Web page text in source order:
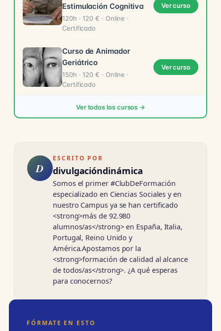
Estimulación Cognitiva
120h · 120 € · Online ·
Certificado
Ver curso
Curso de Animador
Geriátrico
150h · 120 € · Online ·
Certificado
Ver curso
Ver todos los cursos →
D
ESCRITO POR
divulgacióndinámica
Somos el primer #ClubDeFormación
especializado en Ciencias Sociales y en
nuestro Campus ya se han certificado
<strong>más de 92.980
alumnos/as</strong> en España, Italia,
Portugal, Reino Unido y
América.Apostamos por la
<strong>formación de calidad al alcance
de todos/as</strong>. ¿A qué esperas
para conocernos?
FÓRMATE EN ESTO